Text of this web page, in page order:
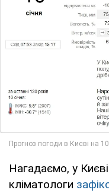
Нагадаємо, у
кліматологи